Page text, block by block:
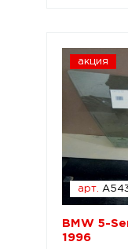
акция
арт.
BMW 5-
1996